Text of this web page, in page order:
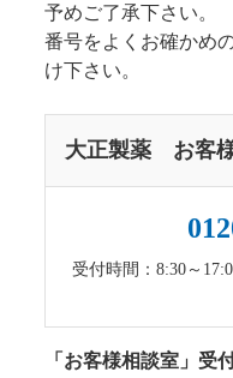
予めご了承下さい。
番号をよくお確かめ
け下さい。
大正製薬 お客
受付時間：8:30～
「お客様相談室」受